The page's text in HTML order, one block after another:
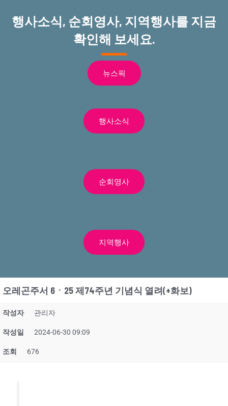
행사소식, 순회영사, 지역행사를 지금
확인해 보세요.
뉴스픽
행사소식
순회영사
지역행사
오레곤주서 6ㆍ25 제74주년 기념식 열려(+화보)
작성자 관리자
작성일 2024-06-30 09:09
조회 676